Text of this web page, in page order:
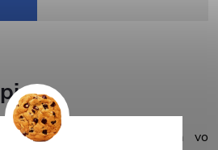
Android autorádia vo